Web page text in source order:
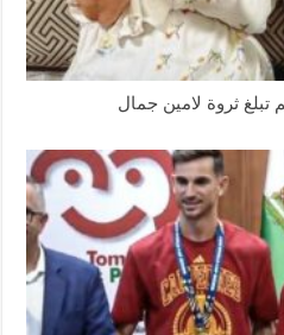
ثروة لامين جمال